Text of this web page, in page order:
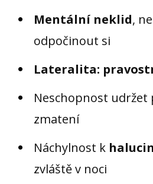
Mentální neklid,
odpočinout si
Lateralita:
Neschopnost udržet
zmatení
Náchylnost k
zvláště v noci